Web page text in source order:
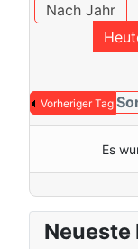
Nach Jahr
Vorheriger Tag
Es
Neueste